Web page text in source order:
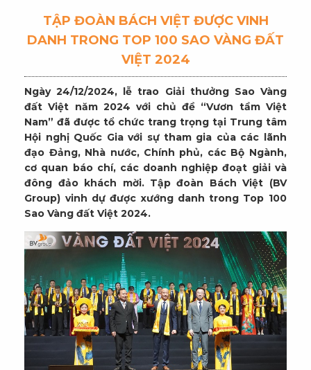
TẬP ĐOÀN BÁCH VIỆT ĐƯỢC VINH
DANH TRONG TOP 100 SAO VÀNG ĐẤT
VIỆT 2024
Ngày 24/12/2024, lễ trao Giải thưởng Sao Vàng
đất Việt năm 2024 với chủ đề “Vươn tầm Việt
Nam” đã được tổ chức trang trọng tại Trung tâm
Hội nghị Quốc Gia với sự tham gia của các lãnh
đạo Đảng, Nhà nước, Chính phủ, các Bộ Ngành,
cơ quan báo chí, các doanh nghiệp đoạt giải và
đông đảo khách mời. Tập đoàn Bách Việt (BV
Group) vinh dự được xướng danh trong Top 100
Sao Vàng đất Việt 2024.